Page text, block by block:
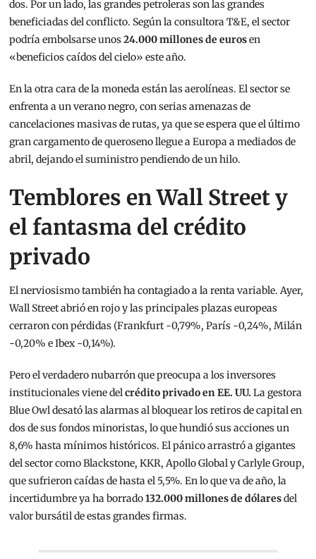
dos. Por un lado, las grandes petroleras son las grandes
beneficiadas del conflicto. Según la consultora T&E, el sector
podría embolsarse unos24.000 millones de eurosen
«beneficios caídos del cielo» este año.
En la otra cara de la moneda están las aerolíneas. El sector se
enfrenta a un verano negro, con serias amenazas de
cancelaciones masivas de rutas, ya que se espera que el último
gran cargamento de queroseno llegue a Europa a mediados de
abril, dejando el suministro pendiendo de un hilo.
Temblores en Wall Street y
el fantasma del crédito
privado
El nerviosismo también ha contagiado a la renta variable. Ayer,
Wall Street abrió en rojo y las principales plazas europeas
cerraron con pérdidas (Frankfurt -0,79%, París -0,24%, Milán
-0,20% e Ibex -0,14%).
Pero el verdadero nubarrón que preocupa a los inversores
institucionales viene delcrédito privado en EE. UU. La gestora
Blue Owl desató las alarmas al bloquear los retiros de capital en
dos de sus fondos minoristas, lo que hundió sus acciones un
8,6% hasta mínimos históricos. El pánico arrastró a gigantes
del sector como Blackstone, KKR, Apollo Global y Carlyle Group,
que sufrieron caídas de hasta el 5,5%. En lo que va de año, la
incertidumbre ya ha borrado132.000 millones de dólaresdel
valor bursátil de estas grandes firmas.